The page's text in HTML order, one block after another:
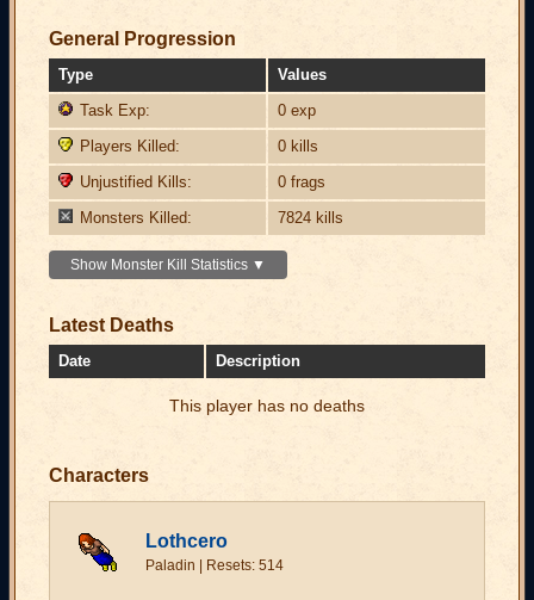
General Progression
Type
Values
Task Exp:
0 exp
Players Killed:
0 kills
Unjustified Kills:
0 frags
Monsters Killed:
7824 kills
Show Monster Kill Statistics ▼
Latest Deaths
Date Description
This player has no deaths
Characters
Lothcero
Paladin | Resets: 514